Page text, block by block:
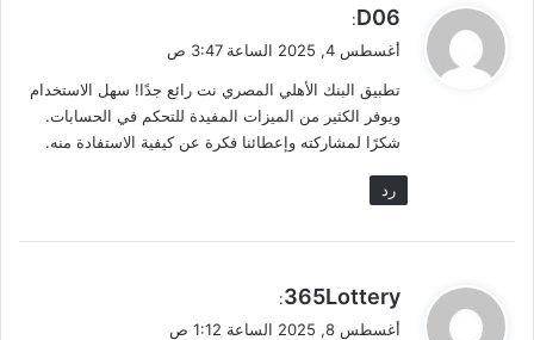
ي
ق
ل
D06
:
أغسطس 4, 2025 الساعة 3:47 ص
تطبيق البنك الأهلي المصري نت رائع جدًا! سهل الاستخدام
ويوفر الكثير من الميزات المفيدة للتحكم في الحسابات.
شكرًا لمشاركته وإعطائنا فكرة عن كيفية الاستفادة منه.
رد
ي
ق
365Lottery
:
أغسطس 8, 2025 الساعة 1:12 ص